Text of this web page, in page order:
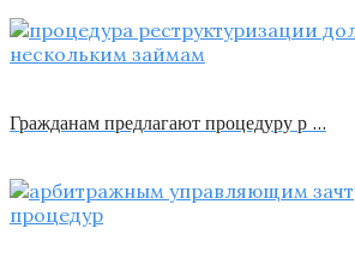
Гражданам предлагают процедуру р …